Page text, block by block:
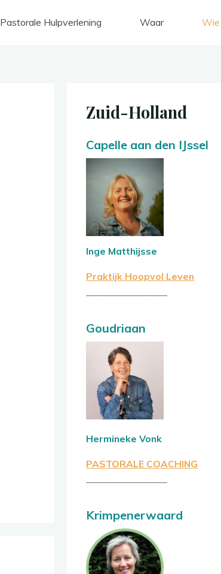
Pastorale Hulpverlening Waar Wie
Zuid-Holland
Capelle aan den IJssel
Inge Matthijsse
Praktijk Hoopvol Leven
————————–
Goudriaan
Hermineke Vonk
PASTORALE COACHING
————————–
Krimpenerwaard